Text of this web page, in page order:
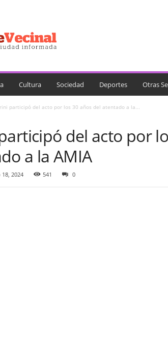
Cultura Sociedad Deportes Otras
participó del acto por los 30 años del atentado a la...
del acto por
a la AMIA
2024 541 0